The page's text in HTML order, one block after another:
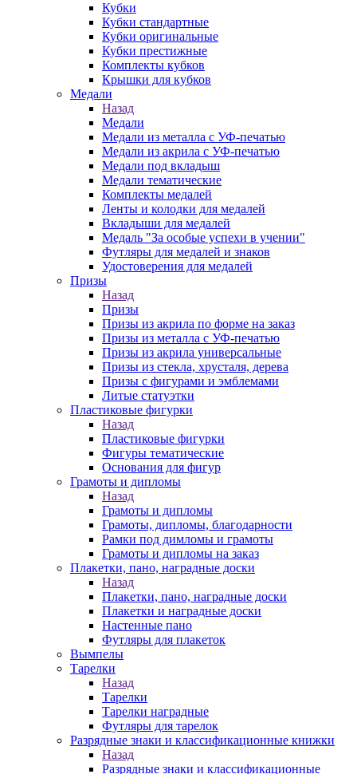
Кубки
Кубки стандартные
Кубки оригинальные
Кубки престижные
Комплекты кубков
Крышки для кубков
Медали
Назад
Медали
Медали из металла с УФ-печатью
Медали из акрила с УФ-печатью
Медали под вкладыш
Медали тематические
Комплекты медалей
Ленты и колодки для медалей
Вкладыши для медалей
Медаль "За особые успехи в учении"
Футляры для медалей и знаков
Удостоверения для медалей
Призы
Назад
Призы
Призы из акрила по форме на заказ
Призы из металла с УФ-печатью
Призы из акрила универсальные
Призы из стекла, хрусталя, дерева
Призы с фигурами и эмблемами
Литые статуэтки
Пластиковые фигурки
Назад
Пластиковые фигурки
Фигуры тематические
Основания для фигур
Грамоты и дипломы
Назад
Грамоты и дипломы
Грамоты, дипломы, благодарности
Рамки под димломы и грамоты
Грамоты и дипломы на заказ
Плакетки, пано, наградные доски
Назад
Плакетки, пано, наградные доски
Плакетки и наградные доски
Настенные пано
Футляры для плакеток
Вымпелы
Тарелки
Назад
Тарелки
Тарелки наградные
Футляры для тарелок
Разрядные знаки и классификационные книжки
Назад
Разрядные знаки и классификационные